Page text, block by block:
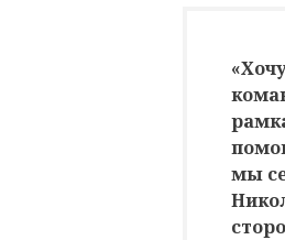
мы